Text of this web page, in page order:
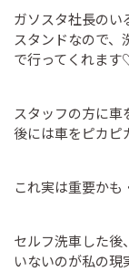
ガソスタ社長のい
スタンドなので、
で行ってくれま
スタッフの方に車
後には車をピカピ
これ実は重要かも
セルフ洗車した後
いないのが私の現